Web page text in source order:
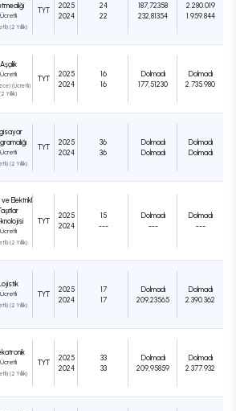
Ücretli
(2 Yıllık)
TYT
2025
2024
24
22
187,72358
232,81354
2.280.019
1.959.844
Aşçılık
Ücretli
(Ücretli)
(2 Yıllık)
TYT
2025
2024
16
16
Dolmadı
177,51230
Dolmadı
2.735.980
Ücretli
(2 Yıllık)
TYT
2025
2024
36
36
Dolmadı
Dolmadı
Dolmadı
Dolmadı
ve Elektrikli
Ücretli
(2 Yıllık)
TYT
2025
2024
15
---
Dolmadı
---
Dolmadı
---
Ücretli
(2 Yıllık)
TYT
2025
2024
17
17
Dolmadı
209,23565
Dolmadı
2.390.362
Ücretli
(2 Yıllık)
TYT
2025
2024
33
33
Dolmadı
209,95859
Dolmadı
2.377.932